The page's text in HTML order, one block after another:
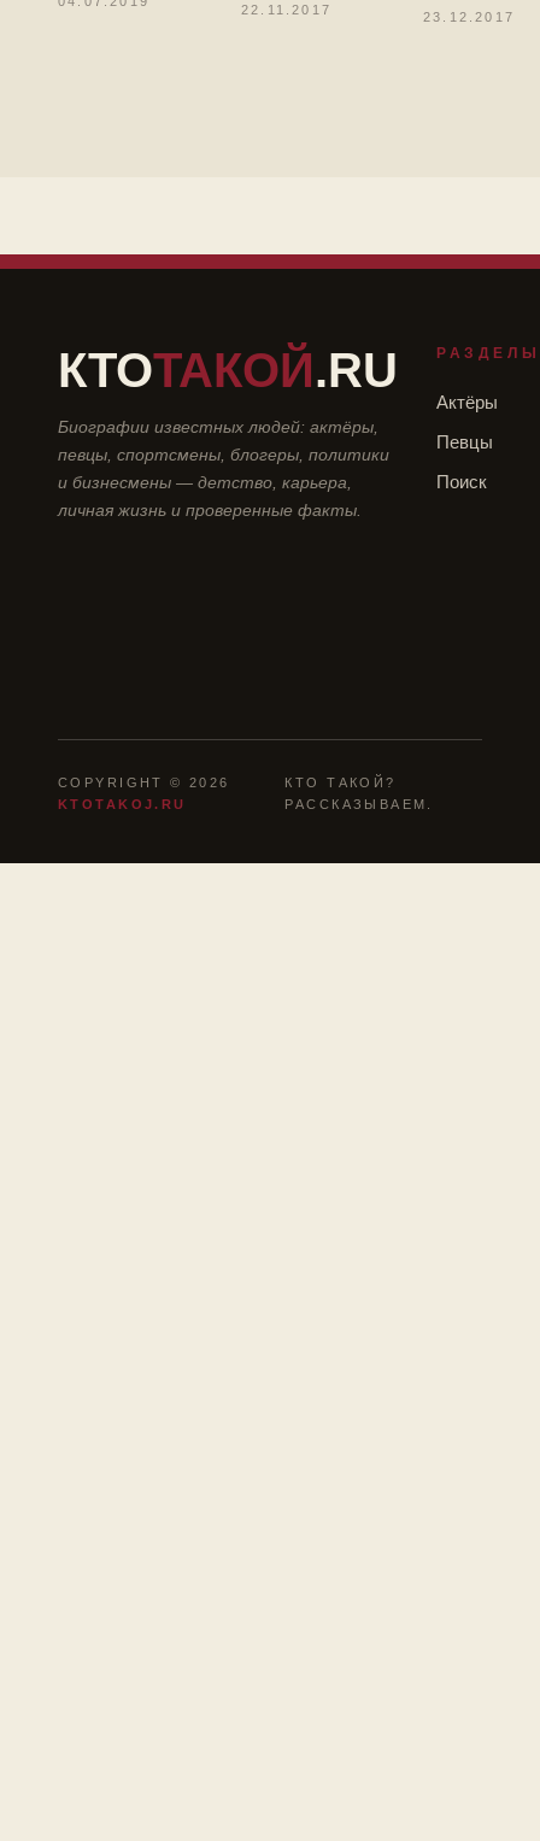
22.11.2017 23.12.2017
КТОТАКОЙ.RU
Биографии известных людей: актёры,
певцы, спортсмены, блогеры, политики
и бизнесмены — детство, карьера,
личная жизнь и проверенные факты.
РАЗДЕЛЫ
Актёры
Певцы
Поиск
COPYRIGHT © 2026
KTOTAKOJ.RU
КТО ТАКОЙ?
РАССКАЗЫВАЕМ.